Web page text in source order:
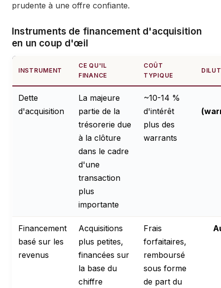
prudente à une offre confiante.
Instruments de financement d'acquisition
en un coup d'œil
INSTRUMENT
CE QU'IL
FINANCE
COÛT
TYPIQUE
Dette
d'acquisition
La majeure
partie de la
trésorerie due
à la clôture
dans le cadre
d'une
transaction
plus
importante
~10-14 %
d'intérêt
plus des
warrants
Financement
basé sur les
revenus
Acquisitions
plus petites,
financées sur
la base du
chiffre
Frais
forfaitaires,
remboursé
sous forme
de part du